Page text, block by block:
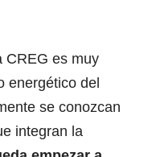
CREG es muy
energético del
se conozcan
integran la